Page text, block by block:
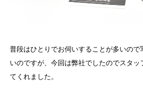
普段はひとりでお伺いすることが多いので
いのですが、今回は弊社でしたのでスタッ
てくれました。